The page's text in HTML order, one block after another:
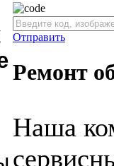
Отправить
Ремонт
Наша